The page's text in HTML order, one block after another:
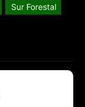
Sur Forestal